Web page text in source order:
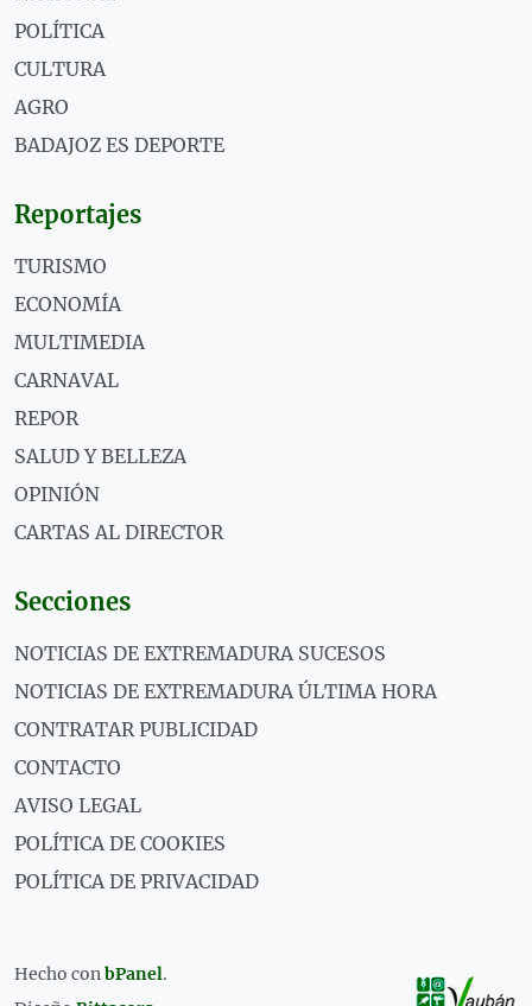
POLÍTICA
CULTURA
AGRO
BADAJOZ ES DEPORTE
Reportajes
TURISMO
ECONOMÍA
MULTIMEDIA
CARNAVAL
REPOR
SALUD Y BELLEZA
OPINIÓN
CARTAS AL DIRECTOR
Secciones
NOTICIAS DE EXTREMADURA SUCESOS
NOTICIAS DE EXTREMADURA ÚLTIMA HORA
CONTRATAR PUBLICIDAD
CONTACTO
AVISO LEGAL
POLÍTICA DE COOKIES
POLÍTICA DE PRIVACIDAD
Hecho conbPanel.